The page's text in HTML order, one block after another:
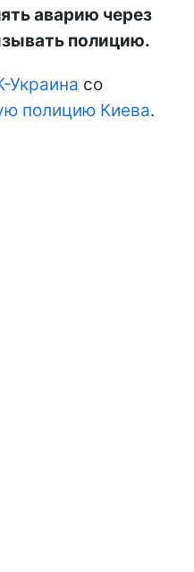
аварию через
полицию.
Украина со
полицию Киева.